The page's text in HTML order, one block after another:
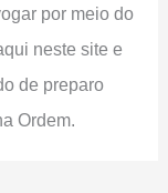
por meio do
neste site e
de preparo
Ordem.